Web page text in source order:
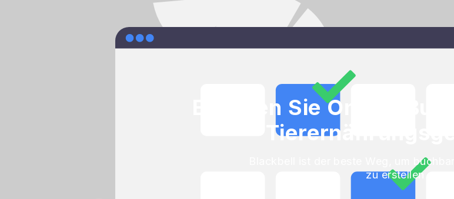
Erhalten Sie Online-
Blackbell ist der beste Weg, um
zu erstellen